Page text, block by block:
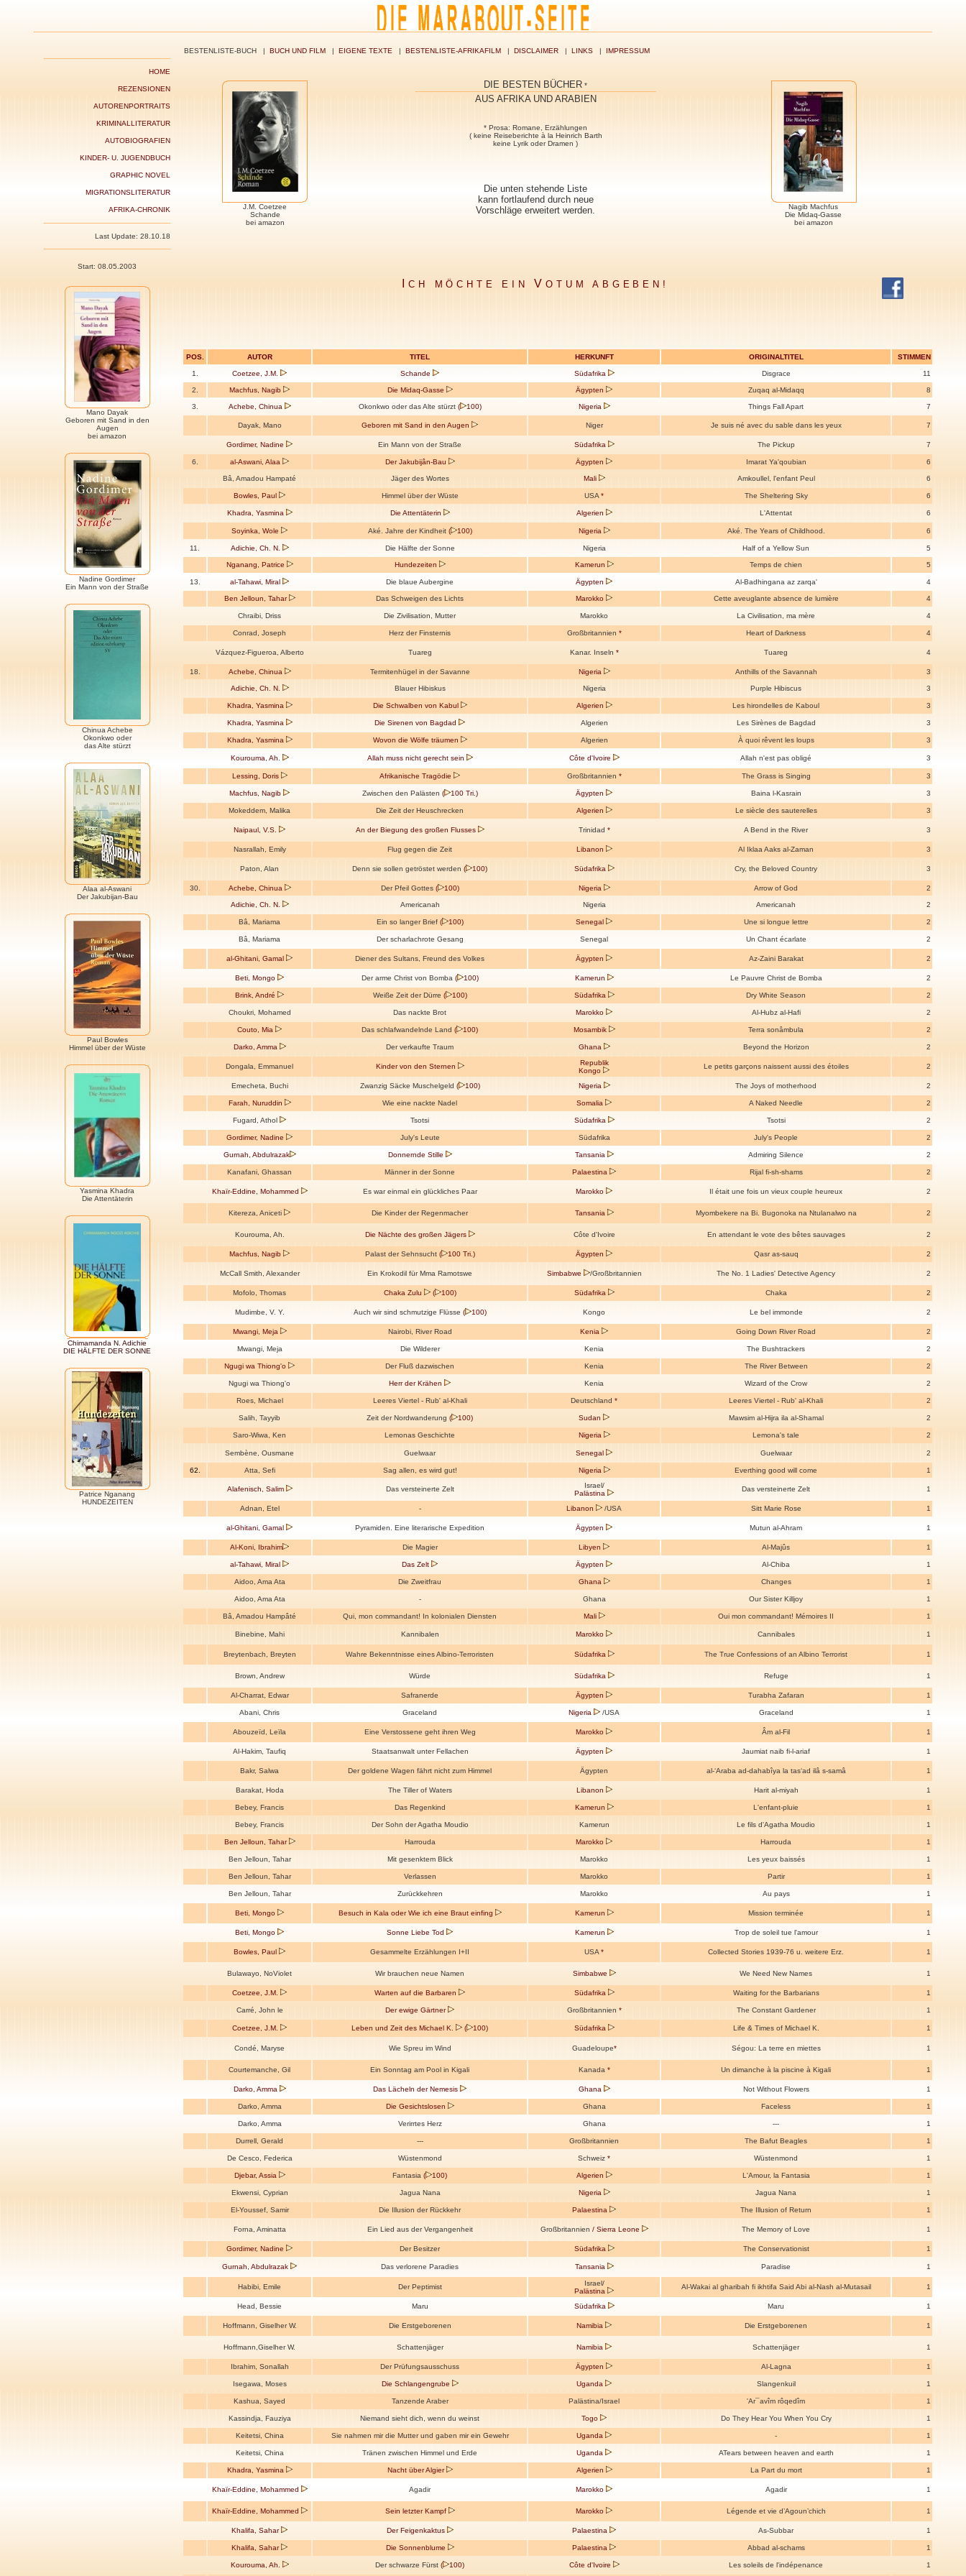
HOME
REZENSIONEN
AUTORENPORTRAITS
KRIMINALLITERATUR
AUTOBIOGRAFIEN
KINDER- U. JUGENDBUCH
GRAPHIC NOVEL
MIGRATIONSLITERATUR
AFRIKA-CHRONIK
Last Update: 28.10.18
Start: 08.05.2003
Mano Dayak
Geboren mit Sand in den
Augen
bei amazon
Nadine Gordimer
Ein Mann von der Straße
Chinua Achebe
Okonkwo oder
das Alte stürzt
Alaa al-Aswani
Der Jakubijan-Bau
Paul Bowles
Himmel über der Wüste
Yasmina Khadra
Die Attentäterin
Chimamanda N. Adichie
DIE HÄLFTE DER SONNE
Patrice Nganang
HUNDEZEITEN
BESTENLISTE-BUCH | BUCH UND FILM | EIGENE TEXTE | BESTENLISTE-AFRIKAFILM | DISCLAIMER | LINKS | IMPRESSUM
J.M. Coetzee
Schande
bei amazon
DIE BESTEN BÜCHER *
AUS AFRIKA UND ARABIEN
* Prosa: Romane, Erzählungen
( keine Reiseberichte à la Heinrich Barth
keine Lyrik oder Dramen )
Die unten stehende Liste
kann fortlaufend durch neue
Vorschläge erweitert werden.
Nagib Machfus
Die Midaq-Gasse
bei amazon
ICH MÖCHTE EIN VOTUM ABGEBEN!
POS. AUTOR TITEL HERKUNFT ORIGINALTITEL STIMMEN
1. Coetzee, J.M. Schande Südafrika Disgrace 11
2. Machfus, Nagib Die Midaq-Gasse Ägypten Zuqaq al-Midaqq 8
3. Achebe, Chinua Okonkwo oder das Alte stürzt ( 100) Nigeria Things Fall Apart 7
Dayak, Mano Geboren mit Sand in den Augen Niger Je suis né avec du sable dans les yeux 7
Gordimer, Nadine Ein Mann von der Straße Südafrika The Pickup 7
6. al-Aswani, Alaa Der Jakubijân-Bau Ägypten Imarat Ya'qoubian 6
Bâ, Amadou Hampaté Jäger des Wortes Mali Amkoullel, l'enfant Peul 6
Bowles, Paul Himmel über der Wüste USA * The Sheltering Sky 6
Khadra, Yasmina Die Attentäterin Algerien L'Attentat 6
Soyinka, Wole Aké. Jahre der Kindheit ( 100) Nigeria Aké. The Years of Childhood. 6
11. Adichie, Ch. N. Die Hälfte der Sonne Nigeria Half of a Yellow Sun 5
Nganang, Patrice Hundezeiten Kamerun Temps de chien 5
13. al-Tahawi, Miral Die blaue Aubergine Ägypten Al-Badhingana az zarqa' 4
Ben Jelloun, Tahar Das Schweigen des Lichts Marokko Cette aveuglante absence de lumière 4
Chraibi, Driss Die Zivilisation, Mutter Marokko La Civilisation, ma mère 4
Conrad, Joseph Herz der Finsternis Großbritannien * Heart of Darkness 4
Vázquez-Figueroa, Alberto Tuareg Kanar. Inseln * Tuareg 4
18. Achebe, Chinua Termitenhügel in der Savanne Nigeria Anthills of the Savannah 3
Adichie, Ch. N. Blauer Hibiskus Nigeria Purple Hibiscus 3
Khadra, Yasmina Die Schwalben von Kabul Algerien Les hirondelles de Kaboul 3
Khadra, Yasmina Die Sirenen von Bagdad Algerien Les Sirènes de Bagdad 3
Khadra, Yasmina Wovon die Wölfe träumen Algerien À quoi rêvent les loups 3
Kourouma, Ah. Allah muss nicht gerecht sein Côte d'Ivoire Allah n'est pas obligé 3
Lessing, Doris Afrikanische Tragödie Großbritannien * The Grass is Singing 3
Machfus, Nagib Zwischen den Palästen ( 100 Tri.) Ägypten Baina l-Kasrain 3
Mokeddem, Malika Die Zeit der Heuschrecken Algerien Le siècle des sauterelles 3
Naipaul, V.S. An der Biegung des großen Flusses Trinidad * A Bend in the River 3
Nasrallah, Emily Flug gegen die Zeit Libanon Al Iklaa Aaks al-Zaman 3
Paton, Alan Denn sie sollen getröstet werden ( 100) Südafrika Cry, the Beloved Country 3
30. Achebe, Chinua Der Pfeil Gottes ( 100) Nigeria Arrow of God 2
Adichie, Ch. N. Americanah Nigeria Americanah 2
Bâ, Mariama Ein so langer Brief ( 100) Senegal Une si longue lettre 2
Bâ, Mariama Der scharlachrote Gesang Senegal Un Chant écarlate 2
al-Ghitani, Gamal Diener des Sultans, Freund des Volkes Ägypten Az-Zaini Barakat 2
Beti, Mongo Der arme Christ von Bomba ( 100) Kamerun Le Pauvre Christ de Bomba 2
Brink, André Weiße Zeit der Dürre ( 100) Südafrika Dry White Season 2
Choukri, Mohamed Das nackte Brot Marokko Al-Hubz al-Hafi 2
Couto, Mia Das schlafwandelnde Land ( 100) Mosambik Terra sonâmbula 2
Darko, Amma Der verkaufte Traum Ghana Beyond the Horizon 2
Dongala, Emmanuel Kinder von den Sternen
Republik
Kongo
Le petits garçons naissent aussi des étoiles 2
Emecheta, Buchi Zwanzig Säcke Muschelgeld ( 100) Nigeria The Joys of motherhood 2
Farah, Nuruddin Wie eine nackte Nadel Somalia A Naked Needle 2
Fugard, Athol Tsotsi Südafrika Tsotsi 2
Gordimer, Nadine July's Leute Südafrika July's People 2
Gurnah, Abdulrazak Donnernde Stille Tansania Admiring Silence 2
Kanafani, Ghassan Männer in der Sonne Palaestina Rijal fi-sh-shams 2
Khaïr-Eddine, Mohammed Es war einmal ein glückliches Paar Marokko Il était une fois un vieux couple heureux 2
Kitereza, Aniceti Die Kinder der Regenmacher Tansania Myombekere na Bi. Bugonoka na Ntulanalwo na 2
Kourouma, Ah. Die Nächte des großen Jägers Côte d'Ivoire En attendant le vote des bêtes sauvages 2
Machfus, Nagib Palast der Sehnsucht ( 100 Tri.) Ägypten Qasr as-sauq 2
McCall Smith, Alexander Ein Krokodil für Mma Ramotswe Simbabwe /Großbritannien The No. 1 Ladies' Detective Agency 2
Mofolo, Thomas Chaka Zulu ( 100) Südafrika Chaka 2
Mudimbe, V. Y. Auch wir sind schmutzige Flüsse ( 100) Kongo Le bel immonde 2
Mwangi, Meja Nairobi, River Road Kenia Going Down River Road 2
Mwangi, Meja Die Wilderer Kenia The Bushtrackers 2
Ngugi wa Thiong'o Der Fluß dazwischen Kenia The River Between 2
Ngugi wa Thiong'o Herr der Krähen Kenia Wizard of the Crow 2
Roes, Michael Leeres Viertel - Rub' al-Khali Deutschland * Leeres Viertel - Rub' al-Khali 2
Salih, Tayyib Zeit der Nordwanderung ( 100) Sudan Mawsim al-Hijra ila al-Shamal 2
Saro-Wiwa, Ken Lemonas Geschichte Nigeria Lemona's tale 2
Sembène, Ousmane Guelwaar Senegal Guelwaar 2
62. Atta, Sefi Sag allen, es wird gut! Nigeria Everthing good will come 1
Alafenisch, Salim Das versteinerte Zelt
Israel/
Palästina
Das versteinerte Zelt 1
Adnan, Etel - Libanon /USA Sitt Marie Rose 1
al-Ghitani, Gamal Pyramiden. Eine literarische Expedition Ägypten Mutun al-Ahram 1
Al-Koni, Ibrahim Die Magier Libyen Al-Majûs 1
al-Tahawi, Miral Das Zelt Ägypten Al-Chiba 1
Aidoo, Ama Ata Die Zweitfrau Ghana Changes 1
Aidoo, Ama Ata - Ghana Our Sister Killjoy 1
Bâ, Amadou Hampâté Qui, mon commandant! In kolonialen Diensten Mali Oui mon commandant! Mémoires II 1
Binebine, Mahi Kannibalen Marokko Cannibales 1
Breytenbach, Breyten Wahre Bekenntnisse eines Albino-Terroristen Südafrika The True Confessions of an Albino Terrorist 1
Brown, Andrew Würde Südafrika Refuge 1
Al-Charrat, Edwar Safranerde Ägypten Turabha Zafaran 1
Abani, Chris Graceland Nigeria /USA Graceland 1
Abouzeïd, Leïla Eine Verstossene geht ihren Weg Marokko Âm al-Fil 1
Al-Hakim, Taufiq Staatsanwalt unter Fellachen Ägypten Jaumiat naib fi-l-ariaf 1
Bakr, Salwa Der goldene Wagen fährt nicht zum Himmel Ägypten al-‘Araba ad-dahabîya la tas‘ad ilâ s-samâ 1
Barakat, Hoda The Tiller of Waters Libanon Harit al-miyah 1
Bebey, Francis Das Regenkind Kamerun L'enfant-pluie 1
Bebey, Francis Der Sohn der Agatha Moudio Kamerun Le fils d'Agatha Moudio 1
Ben Jelloun, Tahar Harrouda Marokko Harrouda 1
Ben Jelloun, Tahar Mit gesenktem Blick Marokko Les yeux baissés 1
Ben Jelloun, Tahar Verlassen Marokko Partir 1
Ben Jelloun, Tahar Zurückkehren Marokko Au pays 1
Beti, Mongo Besuch in Kala oder Wie ich eine Braut einfing Kamerun Mission terminée 1
Beti, Mongo Sonne Liebe Tod Kamerun Trop de soleil tue l'amour 1
Bowles, Paul Gesammelte Erzählungen I+II USA * Collected Stories 1939-76 u. weitere Erz. 1
Bulawayo, NoViolet Wir brauchen neue Namen Simbabwe We Need New Names 1
Coetzee, J.M. Warten auf die Barbaren Südafrika Waiting for the Barbarians 1
Carré, John le Der ewige Gärtner Großbritannien * The Constant Gardener 1
Coetzee, J.M. Leben und Zeit des Michael K. ( 100) Südafrika Life & Times of Michael K. 1
Condé, Maryse Wie Spreu im Wind Guadeloupe* Ségou: La terre en miettes 1
Courtemanche, Gil Ein Sonntag am Pool in Kigali Kanada * Un dimanche à la piscine à Kigali 1
Darko, Amma Das Lächeln der Nemesis Ghana Not Without Flowers 1
Darko, Amma Die Gesichtslosen Ghana Faceless 1
Darko, Amma Verirrtes Herz Ghana --- 1
Durrell, Gerald --- Großbritannien The Bafut Beagles 1
De Cesco, Federica Wüstenmond Schweiz * Wüstenmond 1
Djebar, Assia Fantasia ( 100) Algerien L'Amour, la Fantasia 1
Ekwensi, Cyprian Jagua Nana Nigeria Jagua Nana 1
El-Youssef, Samir Die Illusion der Rückkehr Palaestina The Illusion of Return 1
Forna, Aminatta Ein Lied aus der Vergangenheit Großbritannien / Sierra Leone The Memory of Love 1
Gordimer, Nadine Der Besitzer Südafrika The Conservationist 1
Gurnah, Abdulrazak Das verlorene Paradies Tansania Paradise 1
Habibi, Emile Der Peptimist
Israel/
Palästina
Al-Wakai al gharibah fi ikhtifa Said Abi al-Nash al-Mutasail 1
Head, Bessie Maru Südafrika Maru 1
Hoffmann, Giselher W. Die Erstgeborenen Namibia Die Erstgeborenen 1
Hoffmann,Giselher W. Schattenjäger Namibia Schattenjäger 1
Ibrahim, Sonallah Der Prüfungsausschuss Ägypten Al-Lagna 1
Isegawa, Moses Die Schlangengrube Uganda Slangenkuil 1
Kashua, Sayed Tanzende Araber Palästina/Israel 'Ar¯avîm rôqedîm 1
Kassindja, Fauziya Niemand sieht dich, wenn du weinst Togo Do They Hear You When You Cry 1
Keitetsi, China Sie nahmen mir die Mutter und gaben mir ein Gewehr Uganda - 1
Keitetsi, China Tränen zwischen Himmel und Erde Uganda ATears between heaven and earth 1
Khadra, Yasmina Nacht über Algier Algerien La Part du mort 1
Khaïr-Eddine, Mohammed Agadir Marokko Agadir 1
Khaïr-Eddine, Mohammed Sein letzter Kampf Marokko Légende et vie d’Agoun’chich 1
Khalifa, Sahar Der Feigenkaktus Palaestina As-Subbar 1
Khalifa, Sahar Die Sonnenblume Palaestina Abbad al-schams 1
Kourouma, Ah. Der schwarze Fürst ( 100) Côte d'Ivoire Les soleils de l'indépenance 1